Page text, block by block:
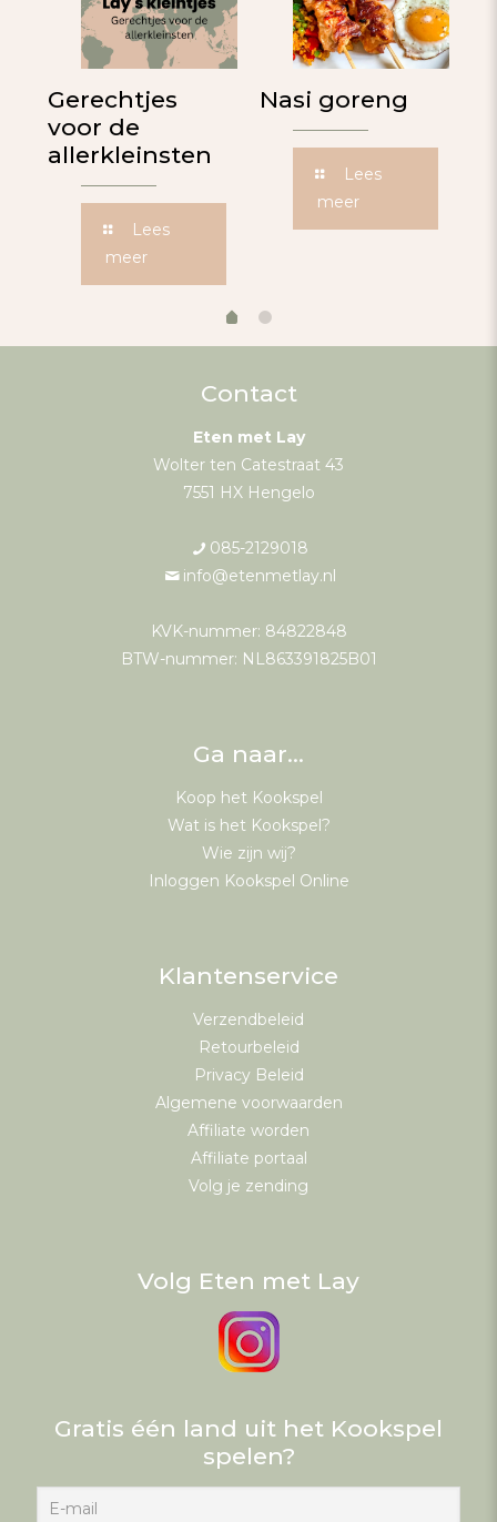
Gerechtjes
voor de
allerkleinsten
Lees
meer
Nasi goreng
Lees
meer
Contact
Eten met Lay
Wolter ten Catestraat 43
7551 HX Hengelo
085-2129018
info@etenmetlay.nl
KVK-nummer: 84822848
BTW-nummer: NL863391825B01
Ga naar…
Koop het Kookspel
Wat is het Kookspel?
Wie zijn wij?
Inloggen Kookspel Online
Klantenservice
Verzendbeleid
Retourbeleid
Privacy Beleid
Algemene voorwaarden
Affiliate worden
Affiliate portaal
Volg je zending
Volg Eten met Lay
Gratis één land uit het Kookspel
spelen?